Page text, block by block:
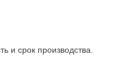
и срок производства.